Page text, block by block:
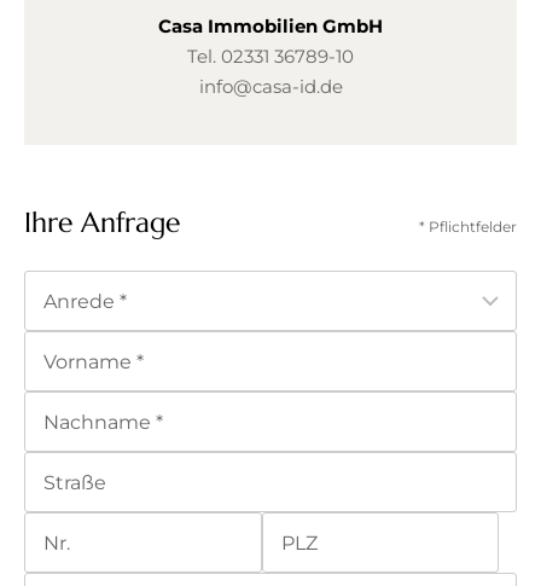
Ihre Anfrage * Pflichtfelder
Casa Immobilien GmbH
Tel. 02331 36789-10
info@casa-id.de